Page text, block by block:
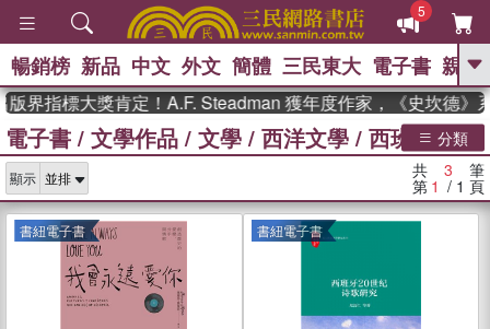
5
GO
熱搜： 東野圭吾 、 高希均教授回憶錄
、 The Odyssey 、 父親節 、 如果歷
國際布克
獎 臺灣漫遊錄 、 方念華 、 台灣的李
登輝時代 、 數學女孩：黎曼猜想
偉大的迷走神經
暢銷榜 新品 中文 外文 簡體 三民東大 電子書 親子
界指標大獎肯定！A.F. Steadman 獲年度作家，《史坎德》
電子書 / 文學作品 / 文學 / 西洋文學 / 西班牙文學
分類
顯示 共 3 筆
第 1 / 1 頁
書紐電子書 書紐電子書